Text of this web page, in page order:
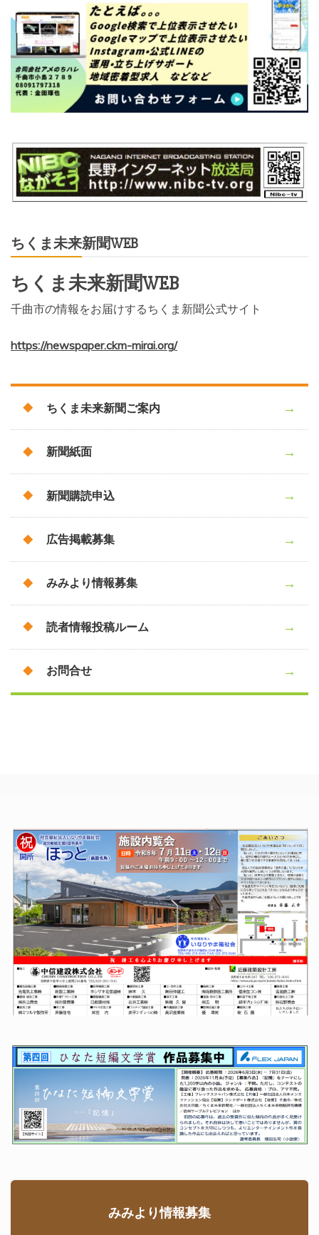
ちくま未来新聞WEB
ちくま未来新聞WEB
千曲市の情報をお届けするちくま新聞公式サイト
https://newspaper.ckm-mirai.org/
ちくま未来新聞ご案内
新聞紙面
新聞購読申込
広告掲載募集
みみより情報募集
読者情報投稿ルーム
お問合せ
みみより情報募集